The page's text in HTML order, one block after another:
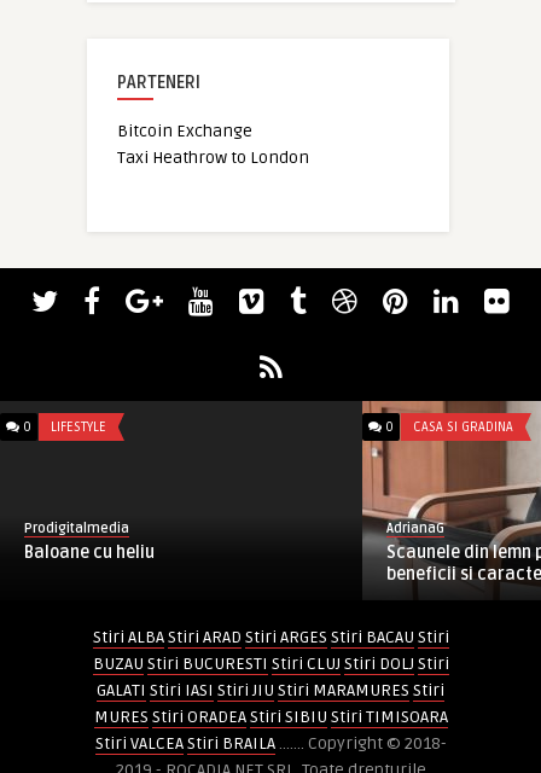
PARTENERI
Bitcoin Exchange
Taxi Heathrow to London
0 LIFESTYLE
Prodigitalmedia
Baloane cu heliu
0 CASA SI GRADINA
AdrianaG
Scaunele din lemn
beneficii si
Stiri ALBA Stiri ARAD Stiri ARGES Stiri BACAU Stiri
BUZAU Stiri BUCURESTI Stiri CLUJ Stiri DOLJ Stiri
GALATI Stiri IASI Stiri JIU Stiri MARAMURES Stiri
MURES Stiri ORADEA Stiri SIBIU Stiri TIMISOARA
Stiri VALCEA Stiri BRAILA....... Copyright © 2018-